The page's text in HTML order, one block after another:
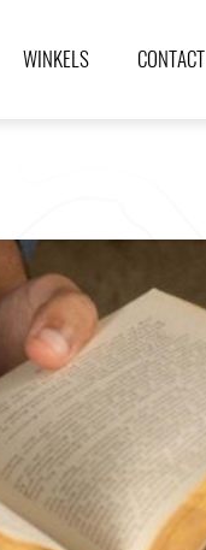
WINKELS CONTACT